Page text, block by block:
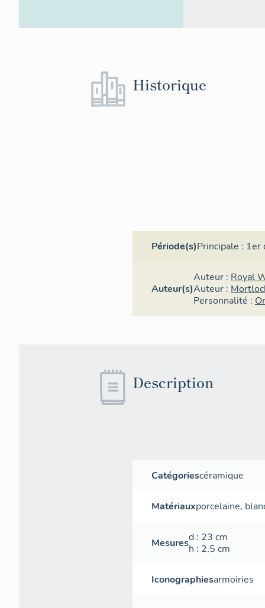
Historique
Période(s)Principale : 1er
Auteur(s)
Auteur : Royal
Auteur :
Personnalité :
Description
Catégoriescéramique
Matériauxporcelaine,
Mesuresd : 23 cm
h : 2,5 cm
Iconographiesarmoiries